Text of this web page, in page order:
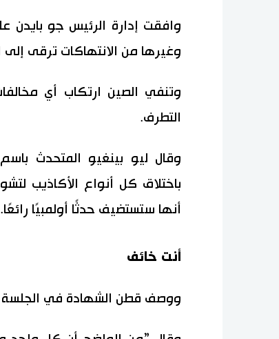
وافقت إدارة الرئيس جو بايدن
وغيرها من الانتهاكات ترقى إلى
وتنفي الصين ارتكاب أي
التطرف.
وقال ليو بينغيو المتحدث
باختلاق كل أنواع الأكاذيب
أنها ستستضيف حدثًا أولمبيًا رائعًا.
أنت خائف
ووصف قطن الشهادة في الجلسة